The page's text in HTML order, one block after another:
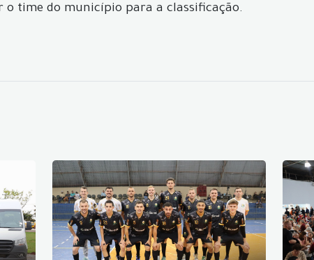
o time do município para a classificação.